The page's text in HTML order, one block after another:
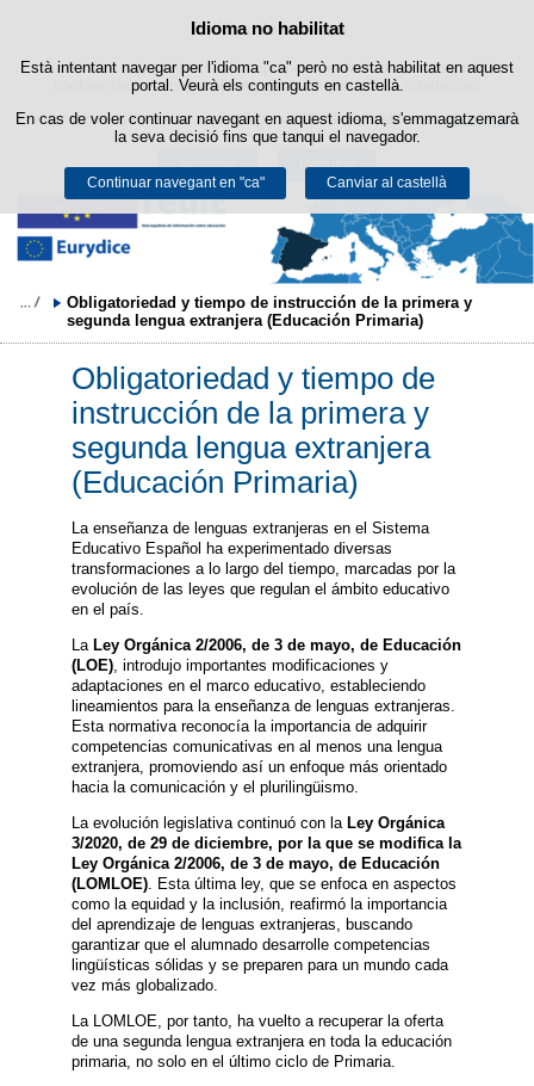
Política de cookies
Aquest lloc web utilitza cookies pròpies per facilitar la navegació i
cookies de tercers per obtenir estadístiques d'ús i satisfacció.
Podeu obtenir més informació a l'apartat "Cookies" del nostreavís legal.
Acceptar Rebutjar
Idioma no habilitat
Està intentant navegar per l'idioma "ca" però no està habilitat en aquest
portal. Veurà els continguts en castellà.
En cas de voler continuar navegant en aquest idioma, s'emmagatzemarà
la seva decisió fins que tanqui el navegador.
Continuar navegant en "ca" Canviar al castellà
Passar al contingut
Obligatoriedad y tiempo de instrucción de la primera y
segunda lengua extranjera (Educación Primaria)
Obligatoriedad y tiempo de
instrucción de la primera y
segunda lengua extranjera
(Educación Primaria)
La enseñanza de lenguas extranjeras en el Sistema
Educativo Español ha experimentado diversas
transformaciones a lo largo del tiempo, marcadas por la
evolución de las leyes que regulan el ámbito educativo
en el país.
La Ley Orgánica 2/2006, de 3 de mayo, de Educación
(LOE), introdujo importantes modificaciones y
adaptaciones en el marco educativo, estableciendo
lineamientos para la enseñanza de lenguas extranjeras.
Esta normativa reconocía la importancia de adquirir
competencias comunicativas en al menos una lengua
extranjera, promoviendo así un enfoque más orientado
hacia la comunicación y el plurilingüismo.
La evolución legislativa continuó con la Ley Orgánica
3/2020, de 29 de diciembre, por la que se modifica la
Ley Orgánica 2/2006, de 3 de mayo, de Educación
(LOMLOE) . Esta última ley, que se enfoca en aspectos
como la equidad y la inclusión, reafirmó la importancia
del aprendizaje de lenguas extranjeras, buscando
garantizar que el alumnado desarrolle competencias
lingüísticas sólidas y se preparen para un mundo cada
vez más globalizado.
La LOMLOE, por tanto, ha vuelto a recuperar la oferta
de una segunda lengua extranjera en toda la educación
primaria, no solo en el último ciclo de Primaria.